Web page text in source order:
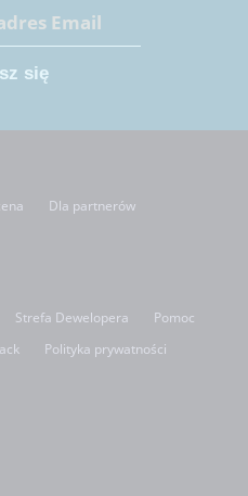
Dla partnerów
Strefa Dewelopera
Pomoc
Polityka prywatności